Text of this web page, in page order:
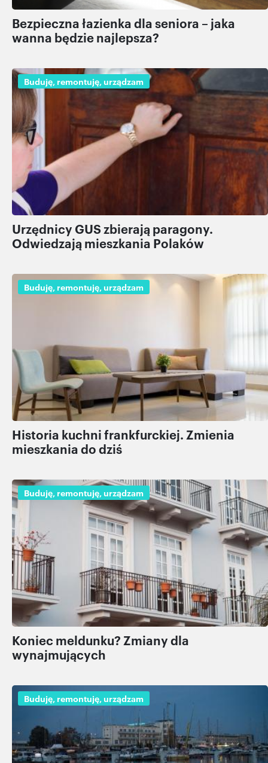
Bezpieczna łazienka dla seniora – jaka
wanna będzie najlepsza?
Buduję, remontuję, urządzam
Urzędnicy GUS zbierają paragony.
Odwiedzają mieszkania Polaków
Buduję, remontuję, urządzam
Historia kuchni frankfurckiej. Zmienia
mieszkania do dziś
Buduję, remontuję, urządzam
Koniec meldunku? Zmiany dla
wynajmujących
Buduję, remontuję, urządzam